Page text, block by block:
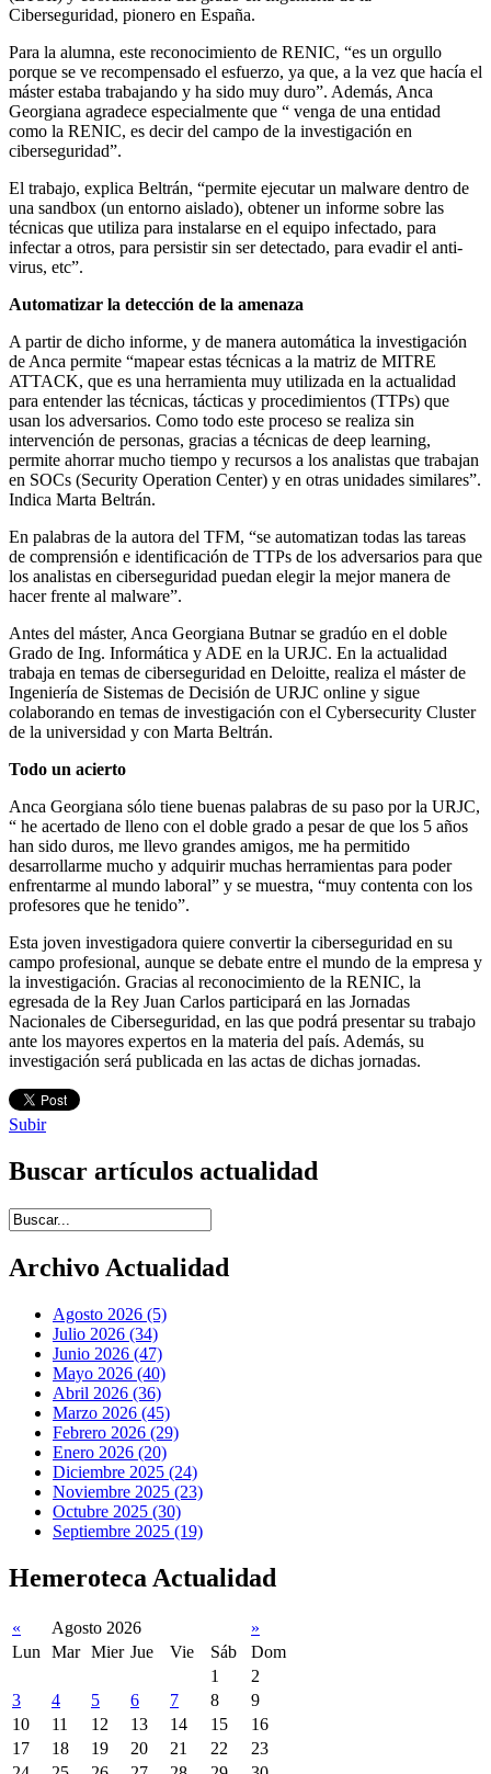
Ciberseguridad, pionero en España.
Para la alumna, este reconocimiento de RENIC, “es un orgullo
porque se ve recompensado el esfuerzo, ya que, a la vez que hacía el
máster estaba trabajando y ha sido muy duro”. Además, Anca
Georgiana agradece especialmente que “ venga de una entidad
como la RENIC, es decir del campo de la investigación en
ciberseguridad”.
El trabajo, explica Beltrán, “permite ejecutar un malware dentro de
una sandbox (un entorno aislado), obtener un informe sobre las
técnicas que utiliza para instalarse en el equipo infectado, para
infectar a otros, para persistir sin ser detectado, para evadir el anti-
virus, etc”.
Automatizar la detección de la amenaza
A partir de dicho informe, y de manera automática la investigación
de Anca permite “mapear estas técnicas a la matriz de MITRE
ATTACK, que es una herramienta muy utilizada en la actualidad
para entender las técnicas, tácticas y procedimientos (TTPs) que
usan los adversarios. Como todo este proceso se realiza sin
intervención de personas, gracias a técnicas de deep learning,
permite ahorrar mucho tiempo y recursos a los analistas que trabajan
en SOCs (Security Operation Center) y en otras unidades similares”.
Indica Marta Beltrán.
En palabras de la autora del TFM, “se automatizan todas las tareas
de comprensión e identificación de TTPs de los adversarios para que
los analistas en ciberseguridad puedan elegir la mejor manera de
hacer frente al malware”.
Antes del máster, Anca Georgiana Butnar se gradúo en el doble
Grado de Ing. Informática y ADE en la URJC. En la actualidad
trabaja en temas de ciberseguridad en Deloitte, realiza el máster de
Ingeniería de Sistemas de Decisión de URJC online y sigue
colaborando en temas de investigación con el Cybersecurity Cluster
de la universidad y con Marta Beltrán.
Todo un acierto
Anca Georgiana sólo tiene buenas palabras de su paso por la URJC,
“ he acertado de lleno con el doble grado a pesar de que los 5 años
han sido duros, me llevo grandes amigos, me ha permitido
desarrollarme mucho y adquirir muchas herramientas para poder
enfrentarme al mundo laboral” y se muestra, “muy contenta con los
profesores que he tenido”.
Esta joven investigadora quiere convertir la ciberseguridad en su
campo profesional, aunque se debate entre el mundo de la empresa y
la investigación. Gracias al reconocimiento de la RENIC, la
egresada de la Rey Juan Carlos participará en las Jornadas
Nacionales de Ciberseguridad, en las que podrá presentar su trabajo
ante los mayores expertos en la materia del país. Además, su
investigación será publicada en las actas de dichas jornadas.
Subir
Buscar artículos actualidad
Introduce términos de búsqueda
Archivo Actualidad
Agosto 2026 (5)
Julio 2026 (34)
Junio 2026 (47)
Mayo 2026 (40)
Abril 2026 (36)
Marzo 2026 (45)
Febrero 2026 (29)
Enero 2026 (20)
Diciembre 2025 (24)
Noviembre 2025 (23)
Octubre 2025 (30)
Septiembre 2025 (19)
Hemeroteca Actualidad
« Agosto 2026
»
Lun
Mar Mier Jue Vie Sáb
Dom
1
2
3
4 5 6 7 8
9
10
11 12 13 14 15
16
17
18 19 20 21 22
23